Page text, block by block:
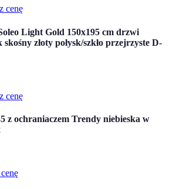
cenę
Light Gold 150x195 cm drzwi
złoty połysk/szkło przejrzyste D-
cenę
z ochraniaczem Trendy niebieska w